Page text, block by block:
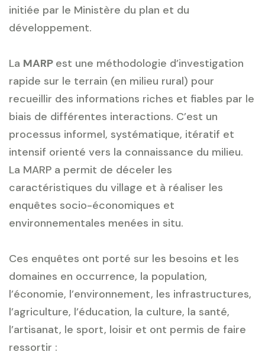
initiée par le Ministère du plan et du
développement.
La MARP est une méthodologie d’investigation
rapide sur le terrain (en milieu rural) pour
recueillir des informations riches et fiables par le
biais de différentes interactions. C’est un
processus informel, systématique, itératif et
intensif orienté vers la connaissance du milieu.
La MARP a permit de déceler les
caractéristiques du village et à réaliser les
enquêtes socio-économiques et
environnementales menées in situ.
Ces enquêtes ont porté sur les besoins et les
domaines en occurrence, la population,
l’économie, l’environnement, les infrastructures,
l’agriculture, l’éducation, la culture, la santé,
l’artisanat, le sport, loisir et ont permis de faire
ressortir :